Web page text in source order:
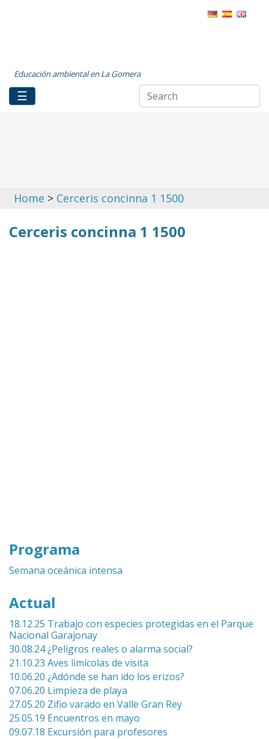
Educación ambiental en La Gomera
☰
Home > Cerceris concinna 1 1500
Cerceris concinna 1 1500
Programa
Semana oceánica intensa
Actual
18.12.25 Trabajo con especies protegidas en el Parque
Nacional Garajonay
30.08.24 ¿Peligros reales o alarma social?
21.10.23 Aves limícolas de visita
10.06.20 ¿Adónde se han ido los erizos?
07.06.20 Limpieza de playa
27.05.20 Zifio varado en Valle Gran Rey
25.05.19 Encuentros en mayo
09.07.18 Excursión para profesores